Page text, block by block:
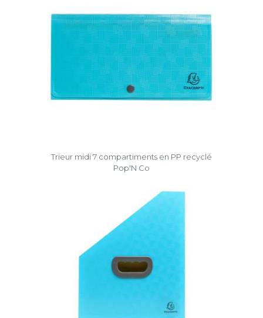
Trieur midi 7 compartiments en PP recyclé
Pop'N Co